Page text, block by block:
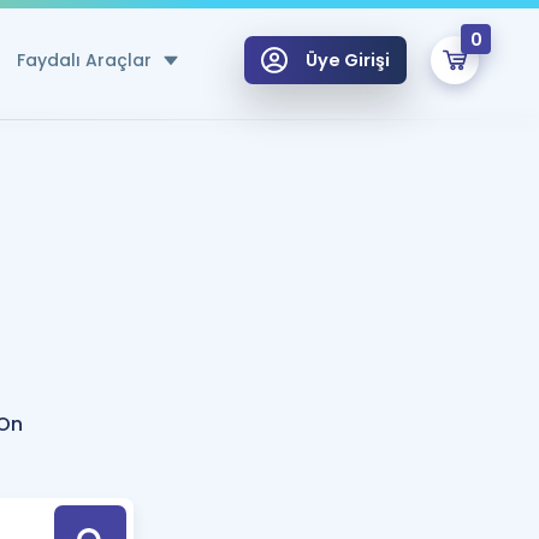
Faydalı Araçlar
Hesaplama Aracı
için Öneriler
Tek Takvimde
Üye Girişi
0